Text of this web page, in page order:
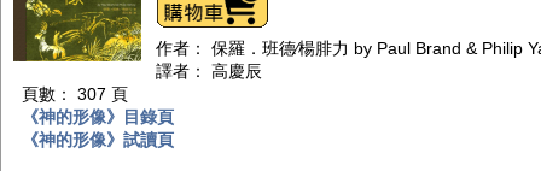
作者： 保羅．班德∕楊腓力 by Paul Brand & Philip
譯者： 高慶辰
頁數： 307 頁
《神的形像》目錄頁
《神的形像》試讀頁